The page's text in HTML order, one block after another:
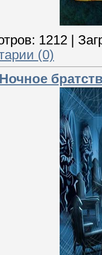
1212 |
(0)